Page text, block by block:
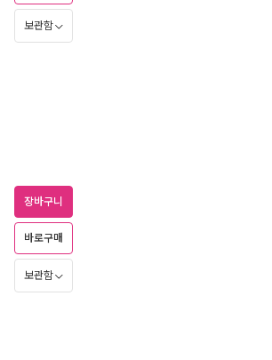
보관함
장바구니
바로구매
보관함